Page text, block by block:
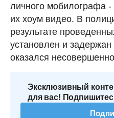
личного мобилографа
их хоум видео. В
результате
установлен и
оказался
Эксклюзивный
для вас!